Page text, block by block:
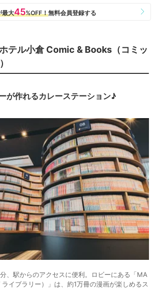
テル小倉 Comic & Books（コミッ
が作れるカレーステーション♪
、駅からのアクセスに便利。ロビーにある「MA
イブラリー）」は、約1万冊の漫画が楽しめるス